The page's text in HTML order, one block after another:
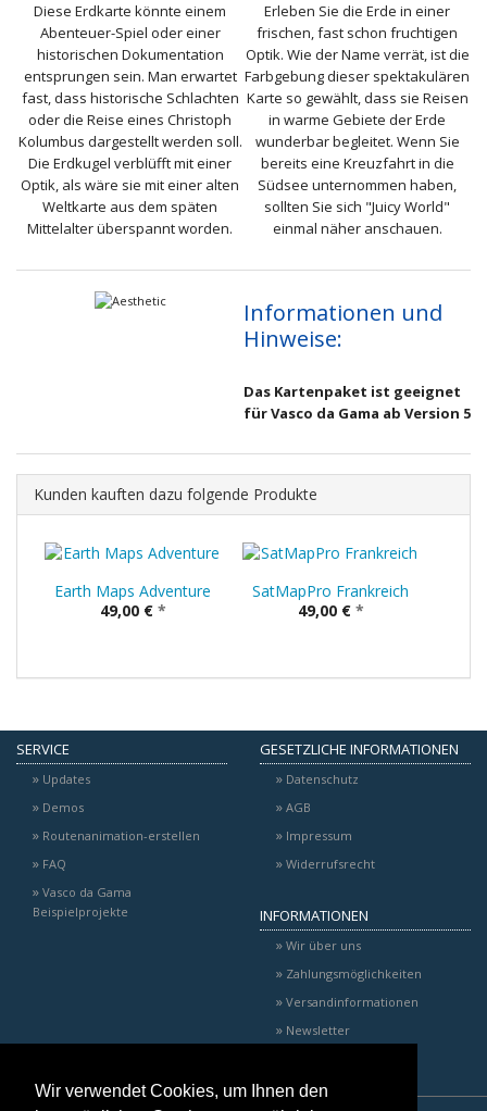
Wir verwendet Cookies, um Ihnen den
Diese Erdkarte könnte einem
Abenteuer-Spiel oder einer
historischen Dokumentation
entsprungen sein. Man erwartet
fast, dass historische Schlachten
oder die Reise eines Christoph
Kolumbus dargestellt werden soll.
Die Erdkugel verblüfft mit einer
Optik, als wäre sie mit einer alten
Weltkarte aus dem späten
Mittelalter überspannt worden.
Erleben Sie die Erde in einer
frischen, fast schon fruchtigen
Optik. Wie der Name verrät, ist die
Farbgebung dieser spektakulären
Karte so gewählt, dass sie Reisen
in warme Gebiete der Erde
wunderbar begleitet. Wenn Sie
bereits eine Kreuzfahrt in die
Südsee unternommen haben,
sollten Sie sich "Juicy World"
einmal näher anschauen.
Informationen und
Hinweise:
Das Kartenpaket ist geeignet
für Vasco da Gama ab Version 5
Kunden kauften dazu folgende Produkte
Earth Maps Adventure
49,00 € *
SatMapPro Frankreich
49,00 € *
SERVICE
Updates
Demos
Routenanimation-erstellen
FAQ
Vasco da Gama
Beispielprojekte
GESETZLICHE INFORMATIONEN
Datenschutz
AGB
Impressum
Widerrufsrecht
INFORMATIONEN
Wir über uns
Zahlungsmöglichkeiten
Versandinformationen
Newsletter